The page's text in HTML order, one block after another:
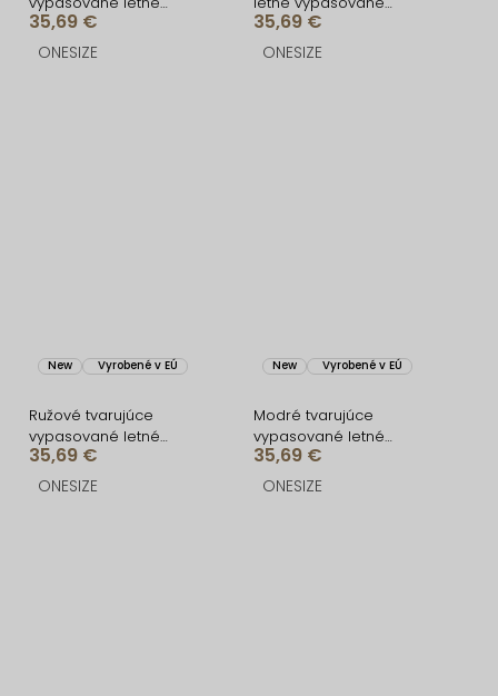
áčkové midi šaty VORTA
35,69 €
ONESIZE
áčkové midi šaty VORTA
35,69 €
ONESIZE
New Vyrobené v EÚ
Ružové tvarujúce
vypasované letné
áčkové midi šaty VORTA
35,69 €
ONESIZE
New Vyrobené v EÚ
Modré tvarujúce
vypasované letné
áčkové midi šaty VORTA
35,69 €
ONESIZE